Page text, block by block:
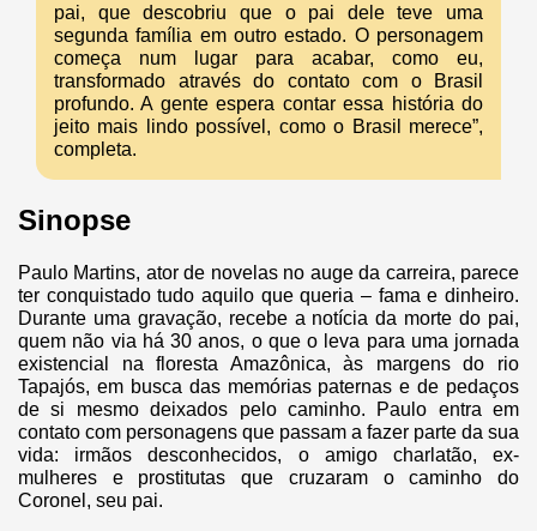
pai, que descobriu que o pai dele teve uma
segunda família em outro estado. O personagem
começa num lugar para acabar, como eu,
transformado através do contato com o Brasil
profundo. A gente espera contar essa história do
jeito mais lindo possível, como o Brasil merece”,
completa.
Sinopse
Paulo Martins, ator de novelas no auge da carreira, parece
ter conquistado tudo aquilo que queria – fama e dinheiro.
Durante uma gravação, recebe a notícia da morte do pai,
quem não via há 30 anos, o que o leva para uma jornada
existencial na floresta Amazônica, às margens do rio
Tapajós, em busca das memórias paternas e de pedaços
de si mesmo deixados pelo caminho. Paulo entra em
contato com personagens que passam a fazer parte da sua
vida: irmãos desconhecidos, o amigo charlatão, ex-
mulheres e prostitutas que cruzaram o caminho do
Coronel, seu pai.